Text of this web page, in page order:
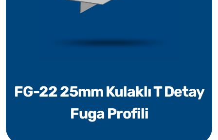
FG-22 25mm Kulaklı T Detay
Fuga Profili